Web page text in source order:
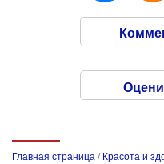
Главная страница / Красота и